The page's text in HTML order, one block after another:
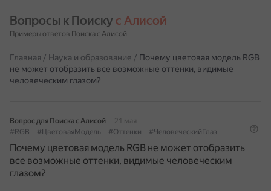
Вопросы к Поиску с Алисой
Примеры ответов Поиска с Алисой
Главная / Наука и образование / Почему цветовая модель RGB
не может отобразить все возможные оттенки, видимые
человеческим глазом?
Вопрос для Поиска с Алисой
21 мая
#RGB
#ЦветоваяМодель #Оттенки #ЧеловеческийГлаз
Почему цветовая модель RGB не может отобразить
все возможные оттенки, видимые человеческим
глазом?